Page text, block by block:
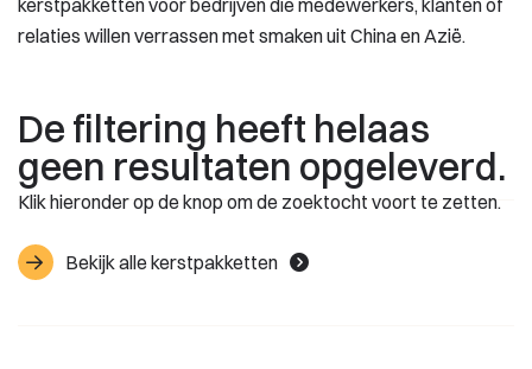
kerstpakketten voor bedrijven die medewerkers, klanten of
relaties willen verrassen met smaken uit China en Azië.
De filtering heeft helaas
geen resultaten opgeleverd.
Klik hieronder op de knop om de zoektocht voort te zetten.
Bekijk alle kerstpakketten